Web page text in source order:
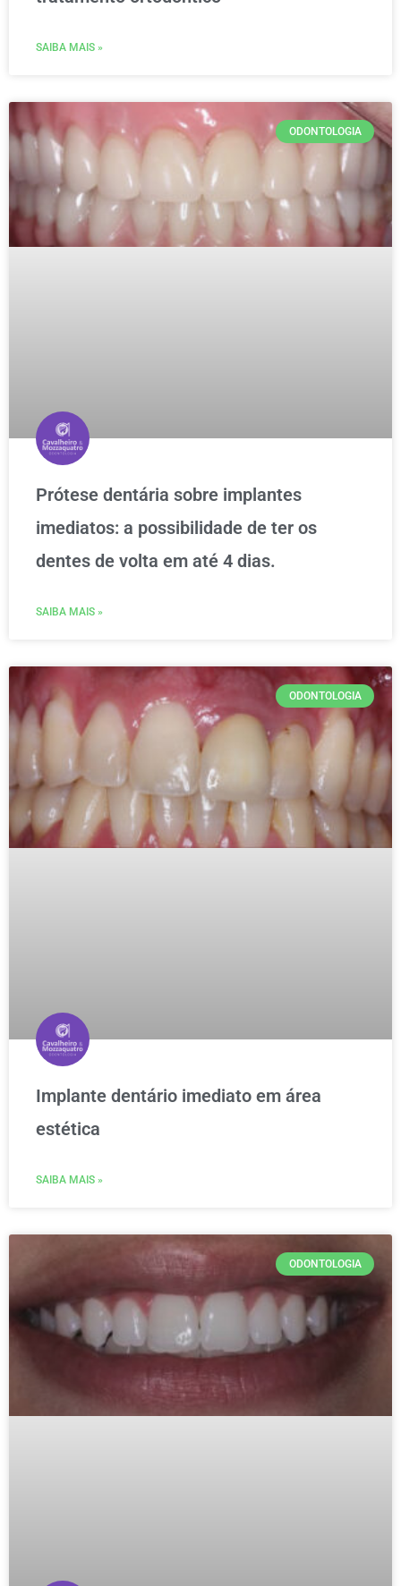
SAIBA MAIS »
ODONTOLOGIA
Prótese dentária sobre implantes
imediatos: a possibilidade de ter os
dentes de volta em até 4 dias.
SAIBA MAIS »
ODONTOLOGIA
Implante dentário imediato em área
estética
SAIBA MAIS »
ODONTOLOGIA